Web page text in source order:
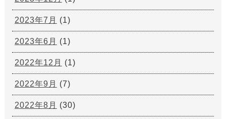
2023年7月 (1)
2023年6月 (1)
2022年12月 (1)
2022年9月 (7)
2022年8月 (30)